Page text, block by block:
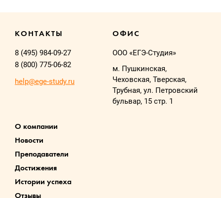
КОНТАКТЫ
8 (495) 984-09-27
8 (800) 775-06-82
help@ege-study.ru
ОФИС
ООО «ЕГЭ-Студия»
м. Пушкинская,
Чеховская, Тверская,
Трубная, ул. Петровский
бульвар, 15 стр. 1
О компании
Новости
Преподаватели
Достижения
Истории успеха
Отзывы